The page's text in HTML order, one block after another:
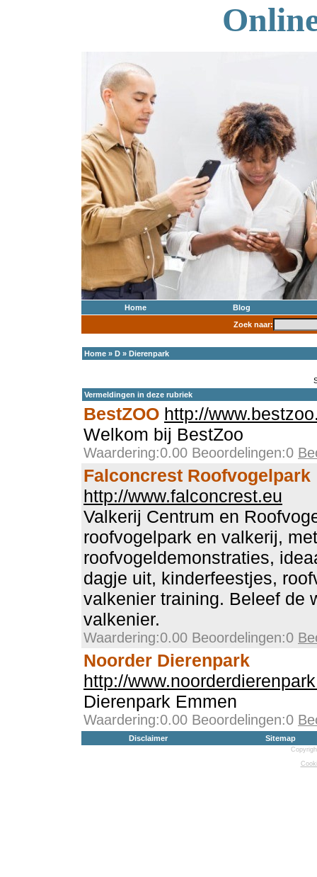
Home
Blog
Zoek naar:
Home » D » Dierenpark
Vermeldingen in deze rubriek
BestZOO http://
Welkom bij BestZoo
Waardering:0.00 Beoordelingen:0
Falconcrest Roofvogelpark
http://www.falconcrest.eu
Valkerij Centrum en
roofvogelpark en valkerij,
roofvogeldemonstraties,
dagje uit, kinderfeestjes,
valkenier training. Beleef de
valkenier.
Waardering:0.00 Beoordelingen:0
Noorder Dierenpark
http://
Dierenpark Emmen
Waardering:0.00 Beoordelingen:0
Disclaimer Sitemap